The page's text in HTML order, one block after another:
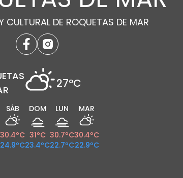
CULTURAL DE ROQUETAS DE MAR
27ºC
SÁB
30.4ºC
24.9ºC
DOM
31ºC
23.4ºC
LUN
30.7ºC
22.7ºC
MAR
30.4ºC
22.9ºC